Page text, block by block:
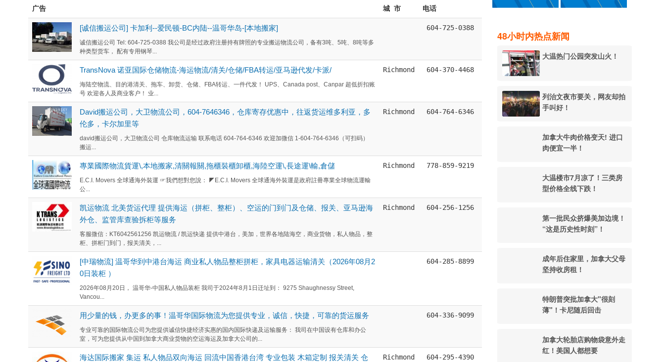
广告 城 市 电话
[诚信搬运公司] 卡加利--爱民顿-BC内陆--温哥华岛-[本地搬家]
诚信搬运公司 Tel: 604-725-0388 我公司是经过政府注册持有牌照的专业搬运物流公司，备有3吨、5吨、8吨等多
种类型货车， 配有专用钢琴...
604-725-0388
TransNova 诺亚国际仓储物流-海运物流/清关/仓储/FBA转运/亚马逊代发/卡派/
海陆空物流、目的港清关、拖车、卸货、仓储、FBA转运、一件代发！ UPS、Canada post、Canpar 超低折扣账
号 欢迎各人及商业客户！ 业...
Richmond 604-370-4468
David搬运公司，大卫物流公司，604-7646346，仓库寄存优惠中，往返货运维多利亚，多
伦多，卡尔加里等
david搬运公司，大卫物流公司 仓库物流运输 联系电话 604-764-6346 欢迎加微信 1-604-764-6346（可扫码）
搬运...
Richmond 604-764-6346
專業國際物流貨運\,本地搬家,清關報關,拖櫃裝櫃卸櫃,海陸空運\,長途運\輸,倉儲
E.C.I. Movers 全球通海外裝運 ☞我們想對您說： ◤E.C.I. Movers 全球通海外裝運是政府註冊專業全球物流運輸
公...
Richmond 778-859-9219
凯运物流 北美货运代理 提供海运（拼柜、整柜）、空运的门到门及仓储、报关、亚马逊海
外仓、监管库查验拆柜等服务
客服微信：KT6042561256 凯运物流 / 凯运快递 提供中港台，美加，世界各地陆海空，商业货物，私人物品，整
柜、拼柜门到门，报关清关，...
Richmond 604-256-1256
[中瑞物流] 温哥华到中港台海运 商业私人物品整柜拼柜，家具电器运输清关（2026年08月2
0日装柜 ）
2026年08月20日， 温哥华-中国私人物品装柜 我司于2024年8月1日迁址到： 9275 Shaughnessy Street,
Vancou...
604-285-8899
用少量的钱，办更多的事！温哥华国际物流为您提供专业，诚信，快捷，可靠的货运服务
专业可靠的国际物流公司为您提供诚信快捷经济实惠的国内国际快递及运输服务： 我司在中国设有仓库和办公
室，可为您提供从中国到加拿大商业货物的空运海运及加拿大公司的...
604-336-9099
海达国际搬家 集运 私人物品双向海运 回流中国香港台湾 专业包装 木箱定制 报关清关 仓
Richmond 604-295-4390
48小时内热点新闻
大温热门公园突发山火！
列治文夜市要关，网友却拍
手叫好！
加拿大牛肉价格变天! 进口
肉便宜一半！
大温楼市7月凉了！三类房
型价格全线下跌！
第一批民众挤爆美加边境！
“这是历史性时刻”！
成年后住家里，加拿大父母
坚持收房租！
特朗普突批加拿大"很刻
薄"！卡尼随后回击
加拿大轮胎店购物袋意外走
红！美国人都想要